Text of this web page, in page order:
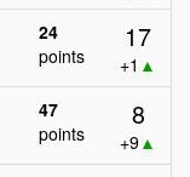
24
points
17
+1 ▲
47
points
8
+9▲